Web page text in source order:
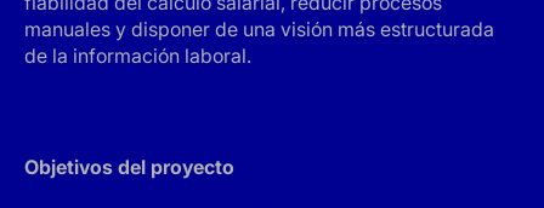
manuales y disponer de una visión más estructurada
de la información laboral.
Objetivos del proyecto